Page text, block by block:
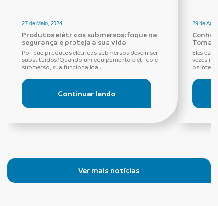
27 de Maio, 2024
Produtos elétricos submersos: foque na
segurança e proteja a sua vida
Por que produtos elétricos submersos devem ser
substituídos?Quando um equipamento elétrico é
submerso, sua funcionalida...
Continuar lendo
29 de
Eles
vezes
os
Ver mais notícias